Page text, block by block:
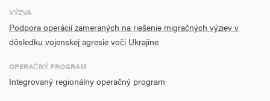
VÝZVA
Podpora operácií zameraných na riešenie migračných výziev v
dôsledku vojenskej agresie voči Ukrajine
OPERAČNÝ PROGRAM
Integrovaný regionálny operačný program